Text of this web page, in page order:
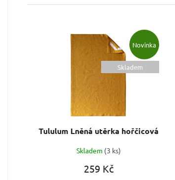
Novinka
Skladem
Tululum Lněná utěrka hořčicová
Skladem (3 ks)
259 Kč